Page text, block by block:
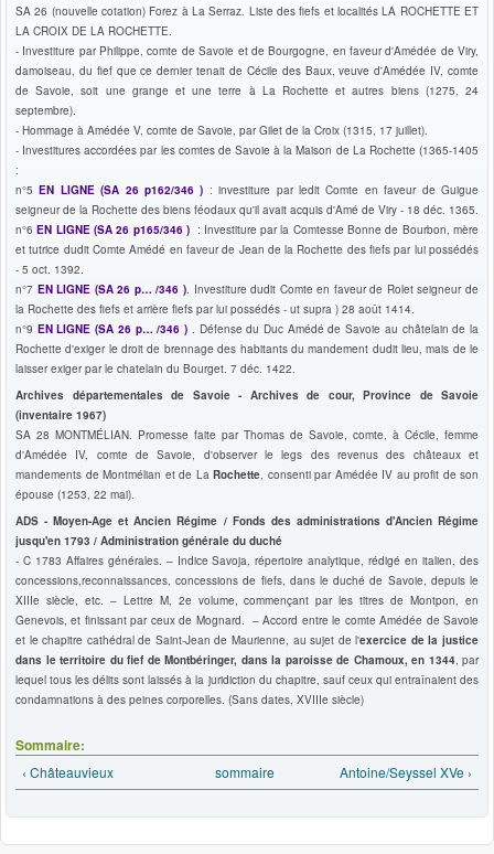
SA 26 (nouvelle cotation) Forez à La Serraz. Liste des fiefs et localités LA ROCHETTE ET
LA CROIX DE LA ROCHETTE.
- Investiture par Philippe, comte de Savoie et de Bourgogne, en faveur d'Amédée de Viry,
damoiseau, du fief que ce dernier tenait de Cécile des Baux, veuve d'Amédée IV, comte
de Savoie, soit une grange et une terre à La Rochette et autres biens (1275, 24
septembre).
- Hommage à Amédée V, comte de Savoie, par Gilet de la Croix (1315, 17 juillet).
- Investitures accordées par les comtes de Savoie à la Maison de La Rochette (1365-1405
:
n°5EN LIGNE (SA 26 p162/346 ) : investiture par ledit Comte en faveur de Guigue
seigneur de la Rochette des biens féodaux qu'il avait acquis d'Amé de Viry - 18 déc. 1365.
n°6EN LIGNE (SA 26 p165/346 ) : Investiture par la Comtesse Bonne de Bourbon, mère
et tutrice dudit Comte Amédé en faveur de Jean de la Rochette des fiefs par lui possédés
- 5 oct. 1392.
n°7 EN LIGNE (SA 26 p… /346 ). Investiture dudit Comte en faveur de Rolet seigneur de
la Rochette des fiefs et arrière fiefs par lui possédés - ut supra ) 28 août 1414.
n°9 EN LIGNE (SA 26 p… /346 ) . Défense du Duc Amédé de Savoie au châtelain de la
Rochette d'exiger le droit de brennage des habitants du mandement dudit lieu, mais de le
laisser exiger par le chatelain du Bourget. 7 déc. 1422.
Archives départementales de Savoie - Archives de cour, Province de Savoie
(inventaire 1967)
SA 28 MONTMÉLIAN. Promesse faite par Thomas de Savoie, comte, à Cécile, femme
d'Amédée IV, comte de Savoie, d'observer le legs des revenus des châteaux et
mandements de Montmélian et de La Rochette, consenti par Amédée IV au profit de son
épouse (1253, 22 mai).
ADS - Moyen-Age et Ancien Régime / Fonds des administrations d'Ancien Régime
jusqu'en 1793 / Administration générale du duché
- C 1783 Affaires générales. – Indice Savoja, répertoire analytique, rédigé en italien, des
concessions,reconnaissances, concessions de fiefs, dans le duché de Savoie, depuis le
XIIIe siècle, etc. – Lettre M, 2e volume, commençant par les titres de Montpon, en
Genevois, et finissant par ceux de Mognard. – Accord entre le comte Amédée de Savoie
et le chapitre cathédral de Saint-Jean de Maurienne, au sujet de l'exercice de la justice
dans le territoire du fief de Montbéringer, dans la paroisse de Chamoux, en 1344, par
lequel tous les délits sont laissés à la juridiction du chapitre, sauf ceux qui entraînaient des
condamnations à des peines corporelles. (Sans dates, XVIIIe siècle)
Sommaire:
‹ Châteauvieux sommaire Antoine/Seyssel XVe ›